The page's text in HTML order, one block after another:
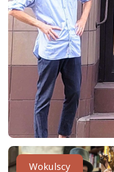
Wokulscy